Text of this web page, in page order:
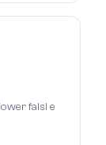
falsi e